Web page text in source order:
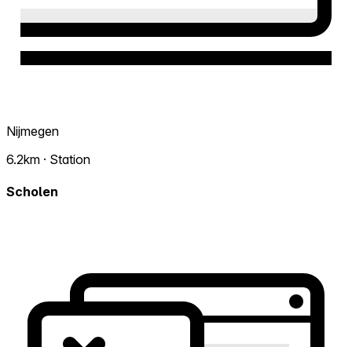
Nijmegen
6.2km · Station
Scholen